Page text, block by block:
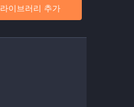
라이브러리 추가